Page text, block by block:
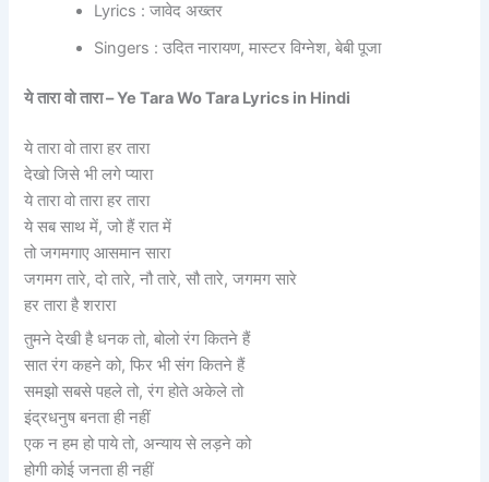
Lyrics : जावेद अख्तर
Singers : उदित नारायण, मास्टर विग्नेश, बेबी पूजा
ये तारा वो तारा– Ye Tara Wo Tara Lyrics in Hindi
ये तारा वो तारा हर तारा
देखो जिसे भी लगे प्यारा
ये तारा वो तारा हर तारा
ये सब साथ में, जो हैं रात में
तो जगमगाए आसमान सारा
जगमग तारे, दो तारे, नौ तारे, सौ तारे, जगमग सारे
हर तारा है शरारा
तुमने देखी है धनक तो, बोलो रंग कितने हैं
सात रंग कहने को, फिर भी संग कितने हैं
समझो सबसे पहले तो, रंग होते अकेले तो
इंद्रधनुष बनता ही नहीं
एक न हम हो पाये तो, अन्याय से लड़ने को
होगी कोई जनता ही नहीं